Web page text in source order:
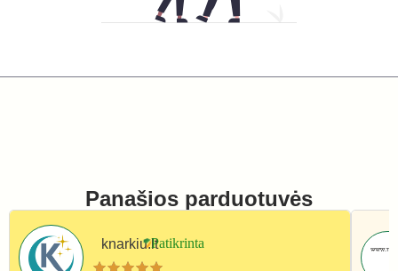
Panašios parduotuvės
knarkiu.lt